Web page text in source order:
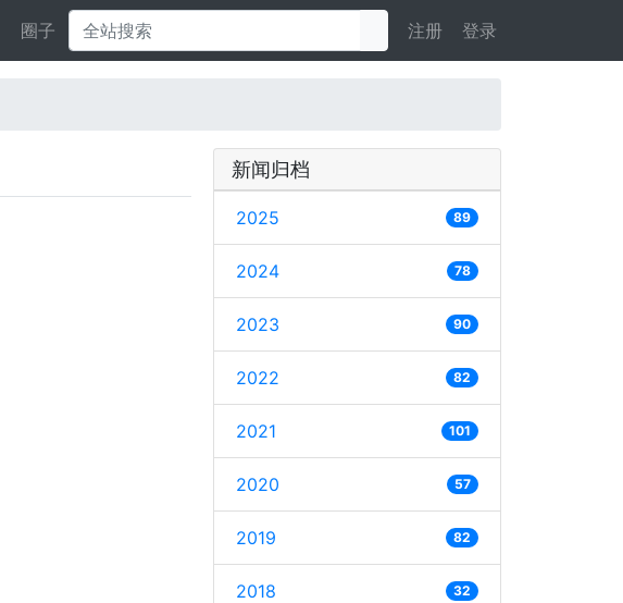
圈子 注册 登录
新闻归档
2025 89
2024 78
2023 90
2022 82
2021 101
2020 57
2019 82
2018 32